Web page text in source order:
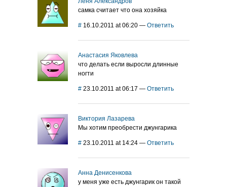
самка считает что она хозяйка
# 16.10.2011 at 06:20 — Ответить
Анастасия Яковлева
что делать если выросли длинные
ногти
# 23.10.2011 at 06:17 — Ответить
Виктория Лазарева
Мы хотим преобрести джунгарика
# 23.10.2011 at 14:24 — Ответить
Анна Денисенкова
у меня уже есть джунгарик он такой